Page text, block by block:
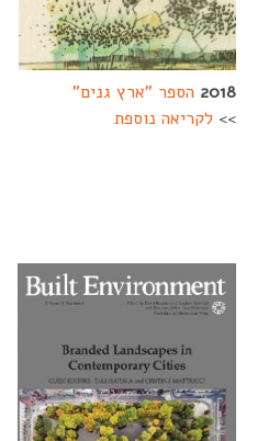
2018 הספר "ארץ גנים"
>> לקריאה נוספת